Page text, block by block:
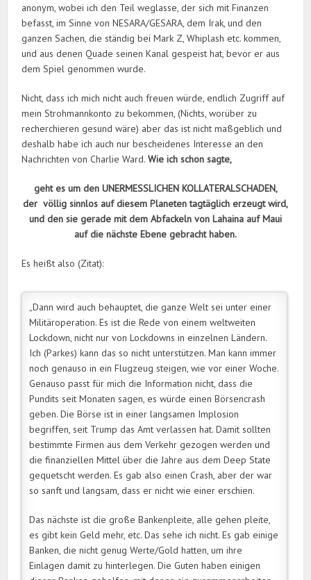
anonym, wobei ich den Teil weglasse, der sich mit Finanzen
befasst, im Sinne von NESARA/GESARA, dem Irak, und den
ganzen Sachen, die ständig bei Mark Z, Whiplash etc. kommen,
und aus denen Quade seinen Kanal gespeist hat, bevor er aus
dem Spiel genommen wurde.
Nicht, dass ich mich nicht auch freuen würde, endlich Zugriff auf
mein Strohmannkonto zu bekommen, (Nichts, worüber zu
recherchieren gesund wäre) aber das ist nicht maßgeblich und
deshalb habe ich auch nur bescheidenes Interesse an den
Nachrichten von Charlie Ward.Wie ich schon sagte,
geht es um den UNERMESSLICHEN KOLLATERALSCHADEN,
der völlig sinnlos auf diesem Planeten tagtäglich erzeugt wird,
und den sie gerade mit dem Abfackeln von Lahaina auf Maui
auf die nächste Ebene gebracht haben.
Es heißt also (Zitat):
„Dann wird auch behauptet, die ganze Welt sei unter einer
Militäroperation. Es ist die Rede von einem weltweiten
Lockdown, nicht nur von Lockdowns in einzelnen Ländern.
Ich (Parkes) kann das so nicht unterstützen. Man kann immer
noch genauso in ein Flugzeug steigen, wie vor einer Woche.
Genauso passt für mich die Information nicht, dass die
Pundits seit Monaten sagen, es würde einen Börsencrash
geben. Die Börse ist in einer langsamen Implosion
begriffen, seit Trump das Amt verlassen hat. Damit sollten
bestimmte Firmen aus dem Verkehr gezogen werden und
die finanziellen Mittel über die Jahre aus dem Deep State
gequetscht werden. Es gab also einen Crash, aber der war
so sanft und langsam, dass er nicht wie einer erschien.
Das nächste ist die große Bankenpleite, alle gehen pleite,
es gibt kein Geld mehr, etc. Das sehe ich nicht. Es gab einige
Banken, die nicht genug Werte/Gold hatten, um ihre
Einlagen damit zu hinterlegen. Die Guten haben einigen